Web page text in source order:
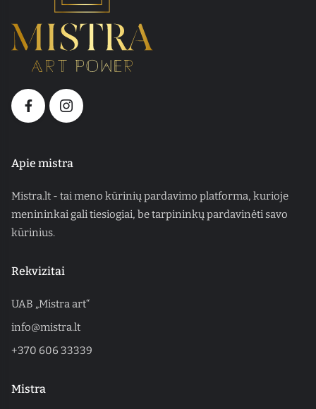
Apie mistra
Mistra.lt - tai meno kūrinių pardavimo platforma, kurioje
menininkai gali tiesiogiai, be tarpininkų pardavinėti savo
kūrinius.
Rekvizitai
UAB „Mistra art“
info@mistra.lt
+370 606 33339
Mistra